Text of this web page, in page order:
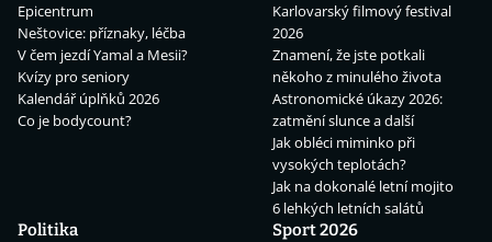
Epicentrum
Neštovice: příznaky, léčba
V čem jezdí Yamal a Mesii?
Kvízy pro seniory
Kalendář úplňků 2026
Co je bodycount?
Karlovarský filmový festival
2026
Znamení, že jste potkali
někoho z minulého života
Astronomické úkazy 2026:
zatmění slunce a další
Jak obléci miminko při
vysokých teplotách?
Jak na dokonalé letní mojito
6 lehkých letních salátů
Politika
Sport 2026